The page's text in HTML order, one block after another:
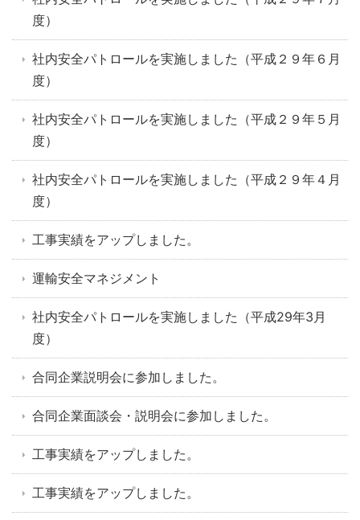
度）
社内安全パトロールを実施しました（平成２９年６月
度）
社内安全パトロールを実施しました（平成２９年５月
度）
社内安全パトロールを実施しました（平成２９年４月
度）
工事実績をアップしました。
運輸安全マネジメント
社内安全パトロールを実施しました（平成29年3月
度）
合同企業説明会に参加しました。
合同企業面談会・説明会に参加しました。
工事実績をアップしました。
工事実績をアップしました。